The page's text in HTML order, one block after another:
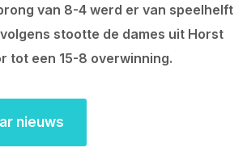
van 8-4 werd er van speelhelft
stootte de dames uit Horst
tot een 15-8 overwinning.
nieuws